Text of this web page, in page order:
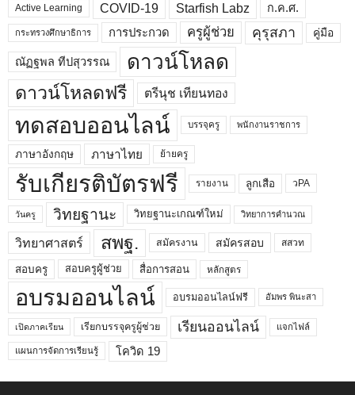
Active Learning COVID-19 Starfish Labz ก.ค.ศ.
กระทรวงศึกษาธิการ การประกวด ครูผู้ช่วย คุรุสภา คู่มือ
ณัฏฐพล ทีปสุวรรณ ดาวน์โหลด
ดาวน์โหลดฟรี ตรีนุช เทียนทอง
ทดสอบออนไลน์ บรรจุครู พนักงานราชการ
ภาษาอังกฤษ ภาษาไทย ย้ายครู
รับเกียรติบัตรฟรี รายงาน ลูกเสือ วPA
วันครู วิทยฐานะ วิทยฐานะเกณฑ์ใหม่ วิทยาการคำนวณ
วิทยาศาสตร์ สพฐ. สมัครงาน สมัครสอบ สสวท
สอบครู สอบครูผู้ช่วย สื่อการสอน หลักสูตร
อบรมออนไลน์ อบรมออนไลน์ฟรี อัมพร พินะสา
เปิดภาคเรียน เรียกบรรจุครูผู้ช่วย เรียนออนไลน์ แจกไฟล์
แผนการจัดการเรียนรู้ โควิด 19